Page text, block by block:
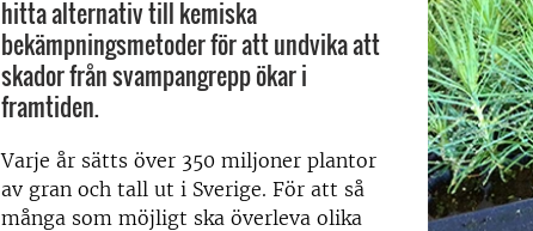
hitta alternativ till kemiska
bekämpningsmetoder för att undvika att
skador från svampangrepp ökar i
framtiden.
Varje år sätts över 350 miljoner plantor
av gran och tall ut i Sverige. För att så
många som möjligt ska överleva olika